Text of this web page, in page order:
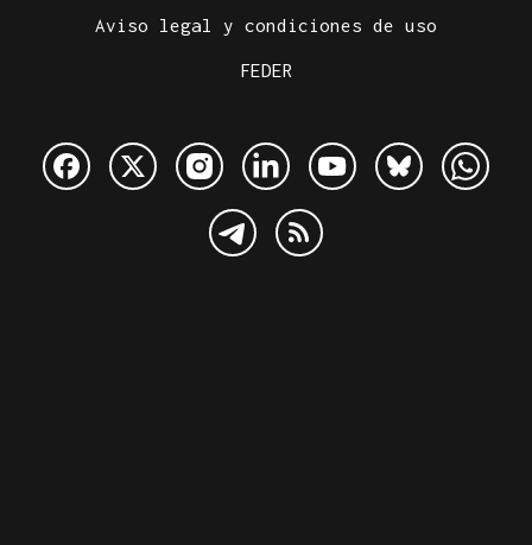
Aviso legal y condiciones de uso
FEDER